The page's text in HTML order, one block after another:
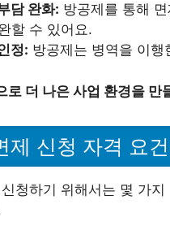
담 완화: 방공제를 통해
할 수 있어요.
정: 방공제는 병역을 이
로 더 나은 사업 환경을 만
제 신청 자격 요건
청하기 위해서는 몇 가